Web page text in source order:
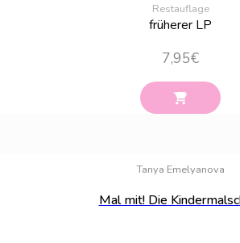
Restauflage
früherer LP
7,95€
Tanya Emelyanova
Mal mit! Die